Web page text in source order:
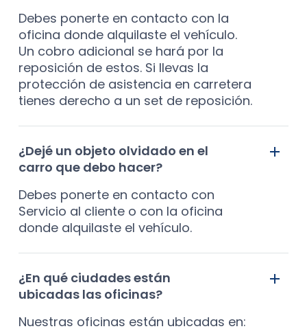
Debes ponerte en contacto con la
oficina donde alquilaste el vehículo.
Un cobro adicional se hará por la
reposición de estos. Si llevas la
protección de asistencia en carretera
tienes derecho a un set de reposición.
¿Dejé un objeto olvidado en el
carro que debo hacer?
Debes ponerte en contacto con
Servicio al cliente o con la oficina
donde alquilaste el vehículo.
¿En qué ciudades están
ubicadas las oficinas?
Nuestras oficinas están ubicadas en: